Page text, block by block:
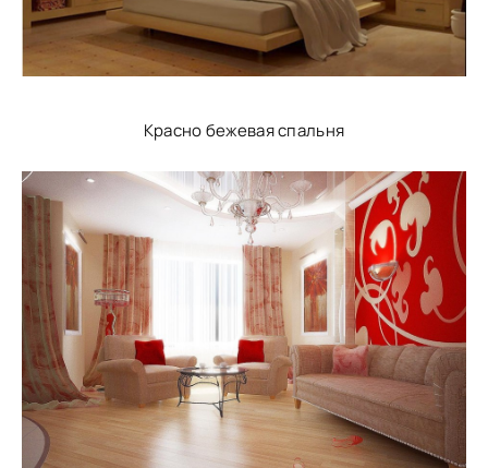
Красно бежевая спальня